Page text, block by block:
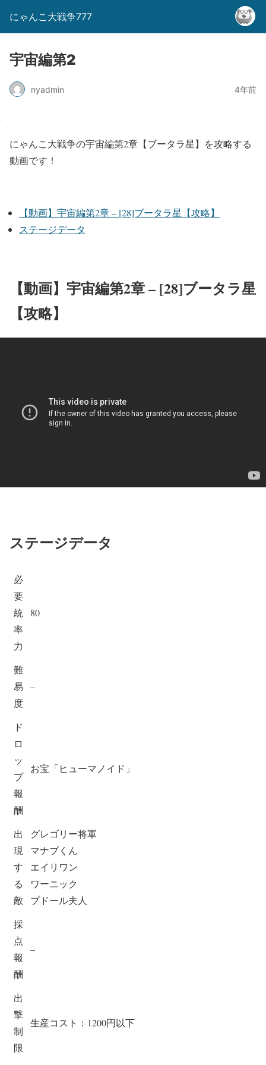
にゃんこ大戦争777
宇宙編第2
nyadmin 4年前
にゃんこ大戦争の宇宙編第2章【ブータラ星】を攻略する
動画です！
【動画】宇宙編第2章 – [28]ブータラ星【攻略】
ステージデータ
【動画】宇宙編第2章 – [28]ブータラ星
【攻略】
ステージデータ
必
要
統
率
力
80
難
易
度
–
ド
ロ
ッ
プ
報
酬
お宝「ヒューマノイド」
出
現
す
る
敵
グレゴリー将軍
マナブくん
エイリワン
ワーニック
プドール夫人
採
点
報
酬
–
出
撃
制
限
生産コスト：1200円以下